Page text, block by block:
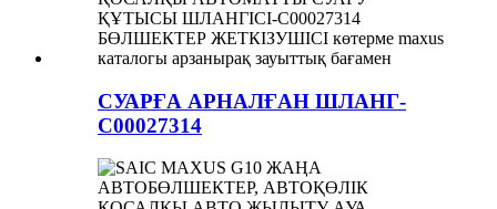
СУАРҒА АРНАЛҒАН ШЛАНГ-
C00027314